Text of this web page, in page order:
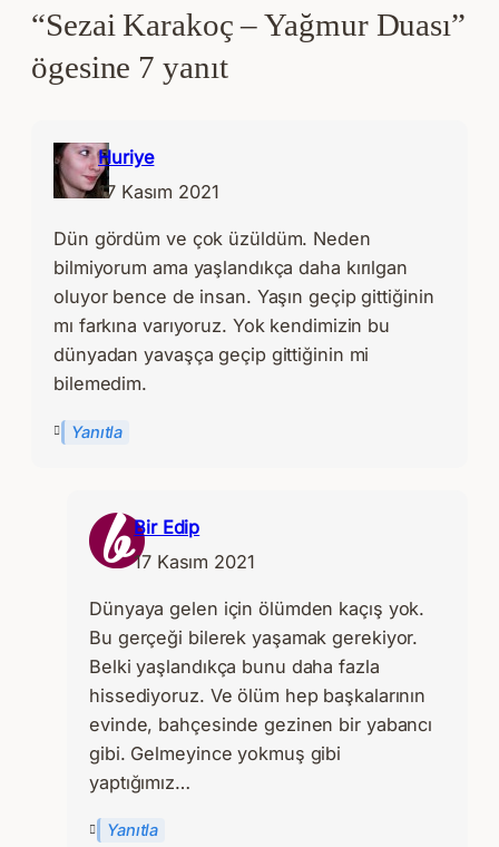
“Sezai Karakoç – Yağmur Duası”
ögesine 7 yanıt
Huriye
17 Kasım 2021
Dün gördüm ve çok üzüldüm. Neden
bilmiyorum ama yaşlandıkça daha kırılgan
oluyor bence de insan. Yaşın geçip gittiğinin
mı farkına varıyoruz. Yok kendimizin bu
dünyadan yavaşça geçip gittiğinin mi
bilemedim.
Yanıtla
Bir Edip
17 Kasım 2021
Dünyaya gelen için ölümden kaçış yok.
Bu gerçeği bilerek yaşamak gerekiyor.
Belki yaşlandıkça bunu daha fazla
hissediyoruz. Ve ölüm hep başkalarının
evinde, bahçesinde gezinen bir yabancı
gibi. Gelmeyince yokmuş gibi
yaptığımız…
Yanıtla